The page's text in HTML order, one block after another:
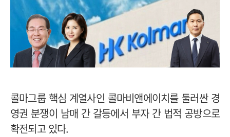
콜마그룹 핵심 계열사인 콜마비앤에이치를 둘러싼 경
영권 분쟁이 남매 간 갈등에서 부자 간 법적 공방으로
확전되고 있다.